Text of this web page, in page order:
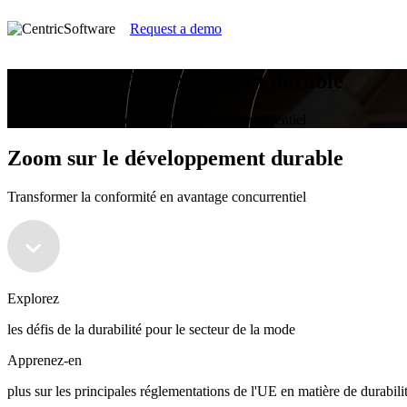
Request a demo
Zoom sur le développement durable
Transformer la conformité en avantage concurrentiel
Zoom sur le développement durable
Transformer la conformité en avantage concurrentiel
Explorez
les défis de la durabilité pour le secteur de la mode
Apprenez-en
plus sur les principales réglementations de l'UE en matière de